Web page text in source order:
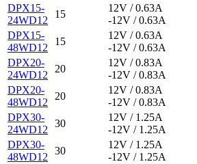
DPX15-
24WD12
15
12V / 0.63A
-12V / 0.63A
DPX15-
48WD12
15
12V / 0.63A
-12V / 0.63A
DPX20-
24WD12
20
12V / 0.83A
-12V / 0.83A
DPX20-
48WD12
20
12V / 0.83A
-12V / 0.83A
DPX30-
24WD12
30
12V / 1.25A
-12V / 1.25A
DPX30-
48WD12
30
12V / 1.25A
-12V / 1.25A